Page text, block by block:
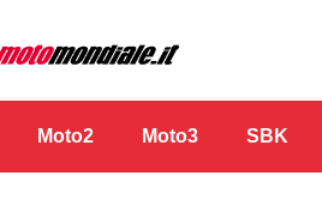
Moto2 Moto3 SBK